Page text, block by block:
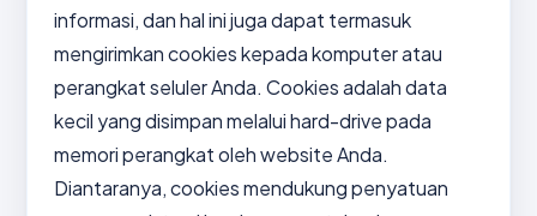
informasi, dan hal ini juga dapat termasuk
mengirimkan cookies kepada komputer atau
perangkat seluler Anda. Cookies adalah data
kecil yang disimpan melalui hard-drive pada
memori perangkat oleh website Anda.
Diantaranya, cookies mendukung penyatuan